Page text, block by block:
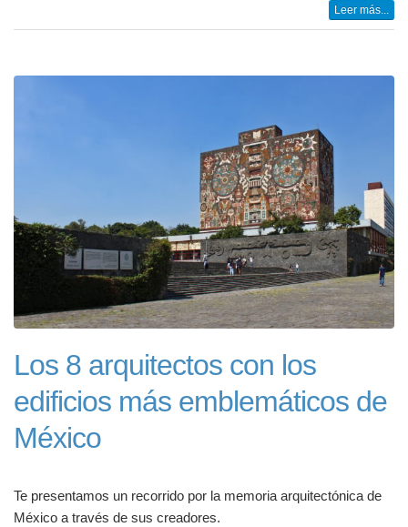
Leer más...
Los 8 arquitectos con los
edificios más emblemáticos de
México
Te presentamos un recorrido por la memoria arquitectónica de
México a través de sus creadores.